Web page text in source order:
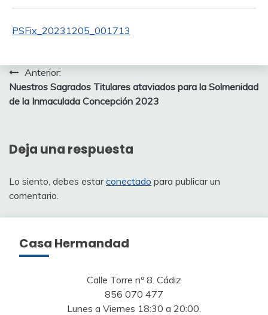
PSFix_20231205_001713
Navegación
de
Anterior:
Nuestros Sagrados Titulares ataviados para la Solmenidad
de la Inmaculada Concepción 2023
Deja una respuesta
Lo siento, debes estarconectado para publicar un
comentario.
Casa Hermandad
Calle Torre nº 8. Cádiz
856 070 477
Lunes a Viernes 18:30 a 20:00.